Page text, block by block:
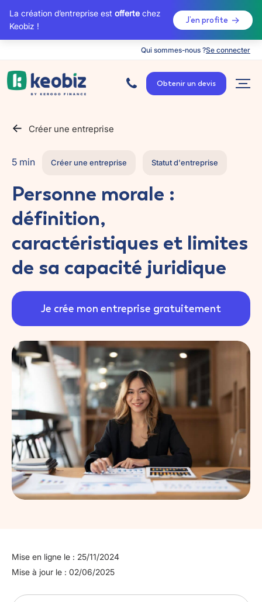
La création d’entreprise est offerte chez
Keobiz !
J’en profite
Qui sommes-nous ?Se connecter
c
c
u
Obtenir un devis
Créer une entreprise
5 min Créer une entreprise Statut d'entreprise
Personne morale :
définition,
caractéristiques et limites
de sa capacité juridique
Je crée mon entreprise gratuitement
Mise en ligne le : 25/11/2024
Mise à jour le : 02/06/2025